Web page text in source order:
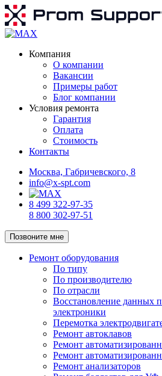
Компания
О компании
Вакансии
Примеры работ
Блог компании
Условия ремонта
Гарантия
Оплата
Стоимость
Контакты
Москва, Габричевского, 8
info@x-spt.com
8 499 322-97-35
8 800 302-97-51
Позвоните мне
Ремонт оборудования
По типу
По производителю
По отрасли
Восстановление данных
электроники
Перемотка
Ремонт автоклавов
Ремонт
Ремонт
Ремонт анализаторов